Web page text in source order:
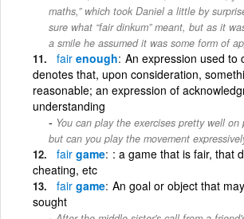
maths,” which took Daniel a little by
sure what “fair dinkum” meant, but as it
a smile he assumed it was some form of
fair enough An expression used to
denotes that, upon consideration,
reasonable; an expression of
understanding
You can play the exercises pretty well on
but can you play the movement
fair game : a game that is fair, that
cheating, etc
fair game An goal or object that
sought